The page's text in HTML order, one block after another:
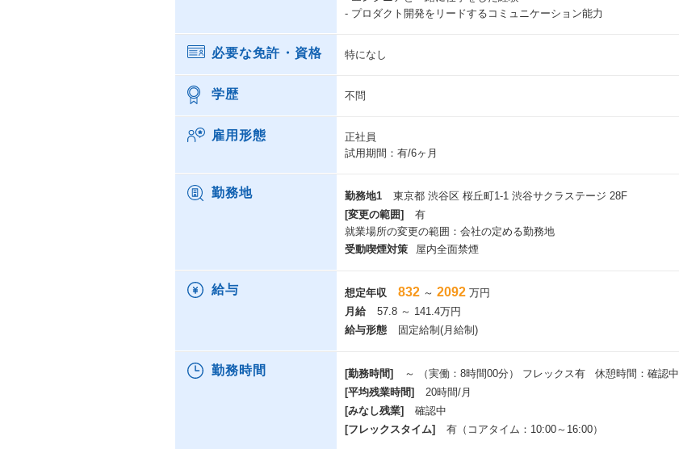
- プロダクト開発をリードするコミュニケーション能力
必要な免許・資格 特になし
学歴 不問
雇用形態
正社員
試用期間：有/6ヶ月
勤務地 勤務地1
東京都 渋谷区 桜丘町1-1 渋谷サクラステージ 28F
[変更の範囲]
有
就業場所の変更の範囲：会社の定める勤務地
受動喫煙対策
屋内全面禁煙
給与 想定年収 832 ～ 2092 万円
月給
57.8 ～ 141.4万円
給与形態
固定給制(月給制)
勤務時間 [勤務時間]
～ （実働：8時間00分） フレックス有 休憩時間：確認中
[平均残業時間]
20時間/月
[みなし残業]
確認中
[フレックスタイム]
有（コアタイム：10:00～16:00）